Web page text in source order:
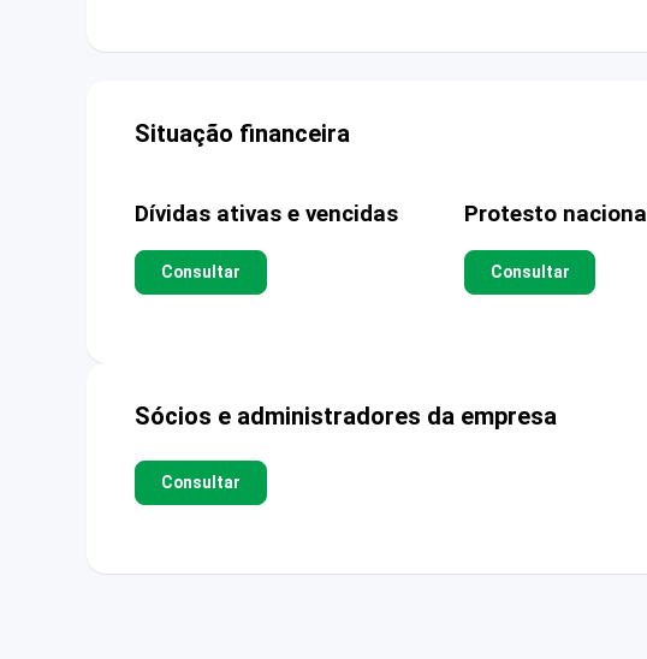
Situação financeira
Dívidas ativas e vencidas
Consultar
Protesto nacional
Consultar
Sócios e administradores da empresa
Consultar